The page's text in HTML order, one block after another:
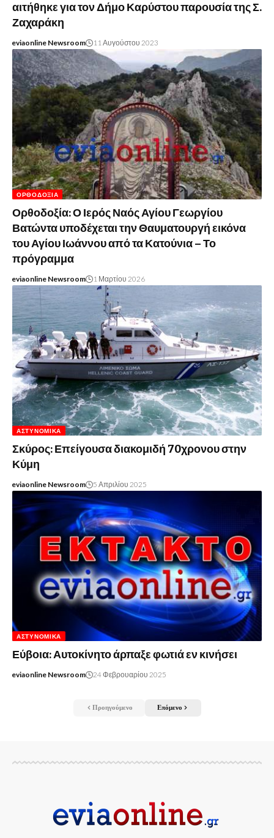
αιτήθηκε για τον Δήμο Καρύστου παρουσία της Σ.
Ζαχαράκη
eviaonline Newsroom 11 Αυγούστου 2023
ΟΡΘΟΔΟΞΊΑ
Ορθοδοξία: Ο Ιερός Ναός Αγίου Γεωργίου
Βατώντα υποδέχεται την Θαυματουργή εικόνα
του Αγίου Ιωάννου από τα Κατούνια – Το
πρόγραμμα
eviaonline Newsroom 1 Μαρτίου 2026
ΑΣΤΥΝΟΜΙΚΆ
Σκύρος: Επείγουσα διακομιδή 70χρονου στην
Κύμη
eviaonline Newsroom 5 Απριλίου 2025
ΑΣΤΥΝΟΜΙΚΆ
Εύβοια: Αυτοκίνητο άρπαξε φωτιά εν κινήσει
eviaonline Newsroom 24 Φεβρουαρίου 2025
Προηγούμενο Επόμενο